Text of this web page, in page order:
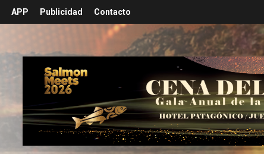
APP Publicidad Contacto